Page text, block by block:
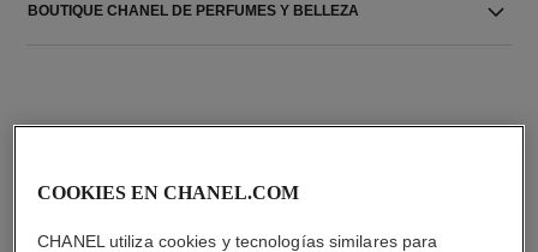
BOUTIQUE CHANEL DE PERFUMES Y BELLEZA
LA COMBINACIÓN PERFECTA
COOKIES EN CHANEL.COM
CHANEL utiliza cookies y tecnologías similares para